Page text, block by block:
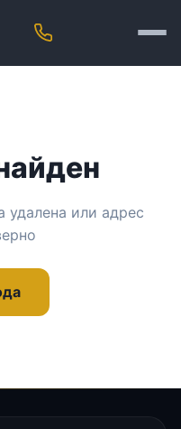
или адрес